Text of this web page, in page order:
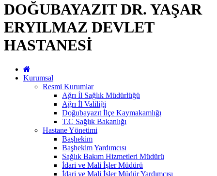
DOĞUBAYAZIT DR. YAŞAR
ERYILMAZ DEVLET
HASTANESİ
Kurumsal
Resmi Kurumlar
Ağrı İl Sağlık Müdürlüğü
Ağrı İl Valiliği
Doğubayazıt İlçe Kaymakamlığı
T.C Sağlık Bakanlığı
Hastane Yönetimi
Başhekim
Başhekim Yardımcısı
Sağlık Bakım Hizmetleri Müdürü
İdari ve Mali İşler Müdürü
İdari ve Mali İşler Müdür Yardımcısı